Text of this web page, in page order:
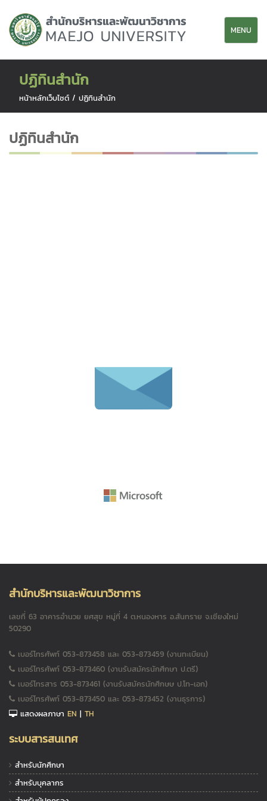
MENU
ปฏิทินสำนัก
หน้าหลักเว็บไซต์ / ปฏิทินสำนัก
ปฏิทินสำนัก
สำนักบริหารและพัฒนาวิชาการ
เลขที่ 63 อาคารอำนวย ยศสุข หมู่ที่ 4 ต.หนองหาร อ.สันทราย จ.เชียงใหม่
50290
เบอร์โทรศัพท์ 053-873458 และ 053-873459 (งานทะเบียน)
เบอร์โทรศัพท์ 053-873460 (งานรับสมัครนักศึกษา ป.ตรี)
เบอร์โทรสาร 053-873461 (งานรับสมัครนักศึกษษ ป.โท-เอก)
เบอร์โทรศัพท์ 053-873450 และ 053-873452 (งานธุรการ)
แสดงผลภาษา EN | TH
ระบบสารสนเทศ
สำหรับนักศึกษา
สำหรับบุคลากร